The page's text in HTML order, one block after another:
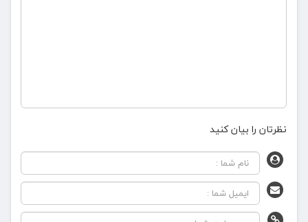
نظرتان را بیان کنید